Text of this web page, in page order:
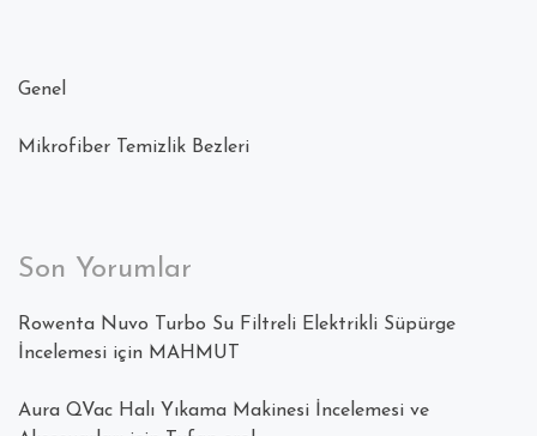
Genel
Mikrofiber Temizlik Bezleri
Son Yorumlar
Rowenta Nuvo Turbo Su Filtreli Elektrikli Süpürge
İncelemesi için MAHMUT
Aura QVac Halı Yıkama Makinesi İncelemesi ve